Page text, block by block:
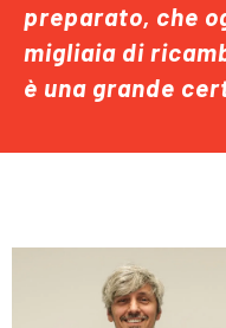
preparato, che
migliaia di
è una grande